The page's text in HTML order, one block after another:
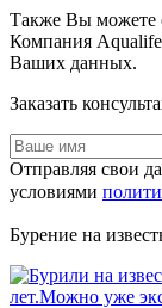
Также Вы можете
Компания
Ваших данных.
Заказать
Отправляя свои
условиями
Бурение на